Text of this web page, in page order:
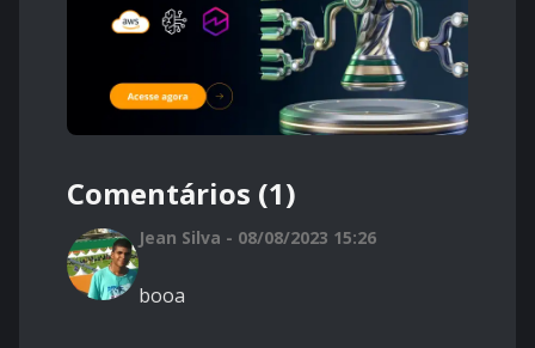
Comentários (1)
Jean Silva - 08/08/2023 15:26
booa